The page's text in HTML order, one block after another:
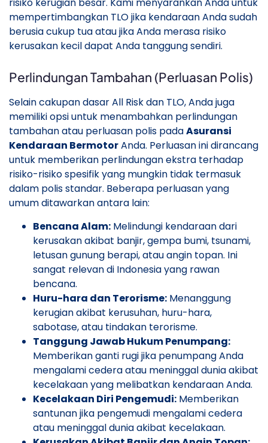
mempertimbangkan TLO jika kendaraan Anda sudah
berusia cukup tua atau jika Anda merasa risiko
kerusakan kecil dapat Anda tanggung sendiri.
Perlindungan Tambahan (Perluasan Polis)
Selain cakupan dasar All Risk dan TLO, Anda juga
memiliki opsi untuk menambahkan perlindungan
tambahan atau perluasan polis padaAsuransi
Kendaraan BermotorAnda. Perluasan ini dirancang
untuk memberikan perlindungan ekstra terhadap
risiko-risiko spesifik yang mungkin tidak termasuk
dalam polis standar. Beberapa perluasan yang
umum ditawarkan antara lain:
Bencana Alam: Melindungi kendaraan dari
kerusakan akibat banjir, gempa bumi, tsunami,
letusan gunung berapi, atau angin topan. Ini
sangat relevan di Indonesia yang rawan
bencana.
Huru-hara dan Terorisme: Menanggung
kerugian akibat kerusuhan, huru-hara,
sabotase, atau tindakan terorisme.
Tanggung Jawab Hukum Penumpang:
Memberikan ganti rugi jika penumpang Anda
mengalami cedera atau meninggal dunia akibat
kecelakaan yang melibatkan kendaraan Anda.
Kecelakaan Diri Pengemudi: Memberikan
santunan jika pengemudi mengalami cedera
atau meninggal dunia akibat kecelakaan.